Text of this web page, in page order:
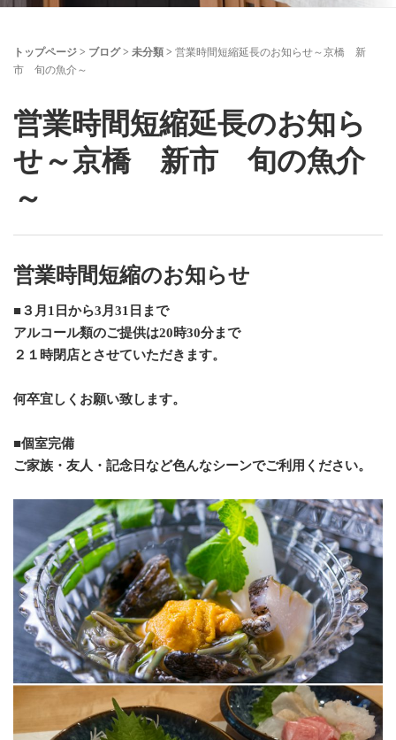
トップページ > ブログ> 未分類 > 営業時間短縮延長のお知らせ～京橋 新
市 旬の魚介～
営業時間短縮延長のお知ら
せ～京橋 新市 旬の魚介
～
営業時間短縮のお知らせ
■３月1日から3月31日まで
アルコール類のご提供は20時30分まで
２１時閉店とさせていただきます。
何卒宜しくお願い致します。
■個室完備
ご家族・友人・記念日など色んなシーンでご利用ください。